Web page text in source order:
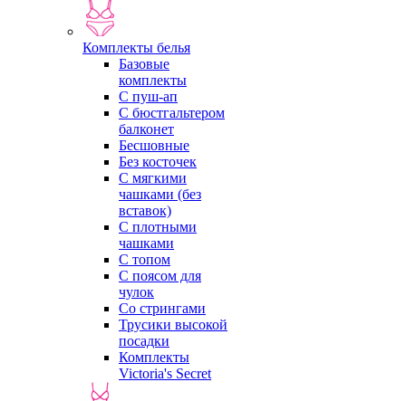
Комплекты белья
Базовые
комплекты
С пуш-ап
С бюстгальтером
балконет
Бесшовные
Без косточек
С мягкими
чашками (без
вставок)
С плотными
чашками
С топом
С поясом для
чулок
Со стрингами
Трусики высокой
посадки
Комплекты
Victoria's Secret